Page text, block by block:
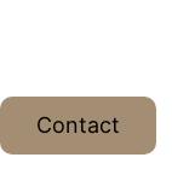
Contact